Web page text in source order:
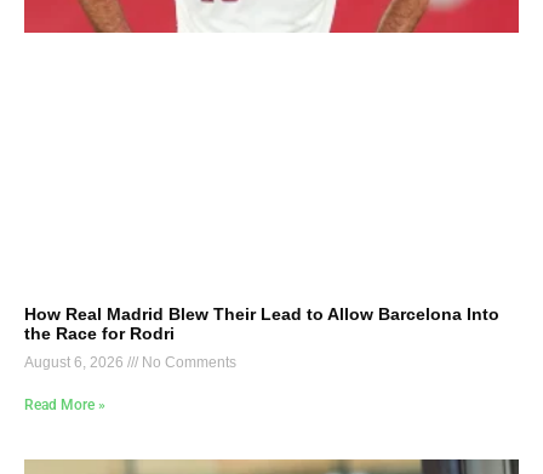
How Real Madrid Blew Their Lead to Allow Barcelona Into
the Race for Rodri
August 6, 2026 No Comments
Read More »